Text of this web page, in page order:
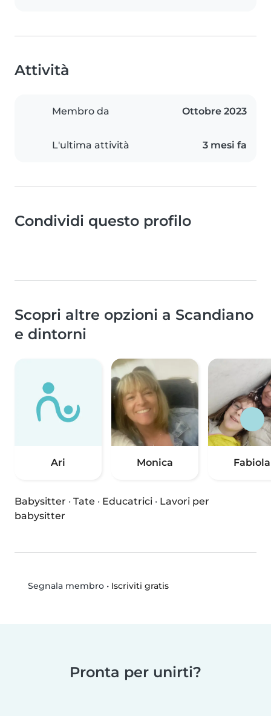
Attività
Membro da Ottobre 2023
L'ultima attività 3 mesi fa
Condividi questo profilo
Scopri altre opzioni a Scandiano
e dintorni
Ari Monica Fabiola
Babysitter · Tate · Educatrici · Lavori per
babysitter
Segnala membro• Iscriviti gratis
Pronta per unirti?